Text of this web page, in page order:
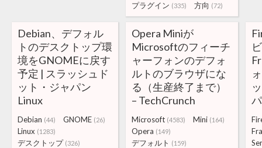
プラグイン (335) 方向 (72)
Debian、デフォル
トのデスクトップ環
境をGNOMEに戻す
予定 | スラッシュド
ット・ジャパン
Linux
Debian (44) GNOME (26)
Linux (1283)
デスクトップ (326)
Opera Miniが
Microsoftのフィーチ
ャーフォンのデフォ
ルトのブラウザにな
る（生産終了まで）
– TechCrunch
Microsoft (4583) Mini (164)
Opera (149)
デフォルト (159)